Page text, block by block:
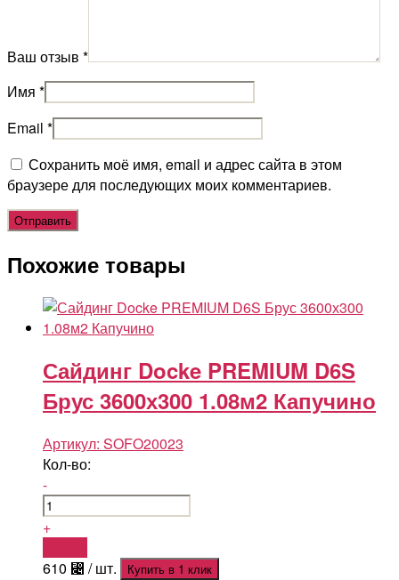
Ваш отзыв *
Имя *
Email *
Сохранить моё имя, email и адрес сайта в этом
браузере для последующих моих комментариев.
Похожие товары
Сайдинг Docke PREMIUM D6S
Брус 3600х300 1.08м2 Капучино
Артикул: SOFO20023
Кол-во:
-
+
610 ⃄ / шт. Купить в 1 клик